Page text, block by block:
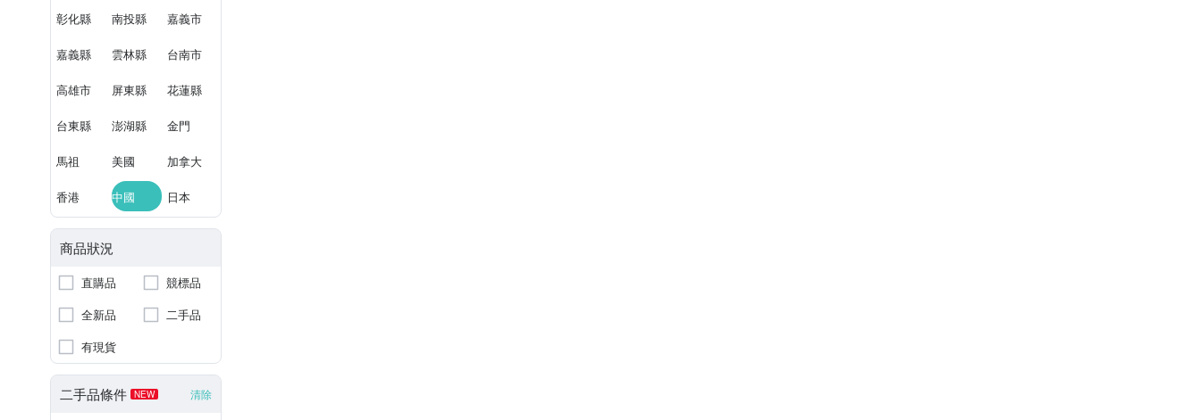
彰化縣 南投縣 嘉義市
嘉義縣 雲林縣 台南市
高雄市 屏東縣 花蓮縣
台東縣 澎湖縣 金門
馬祖 美國 加拿大
香港 中國 日本
商品狀況
直購品
競標品
全新品
二手品
有現貨
二手品條件 NEW 清除